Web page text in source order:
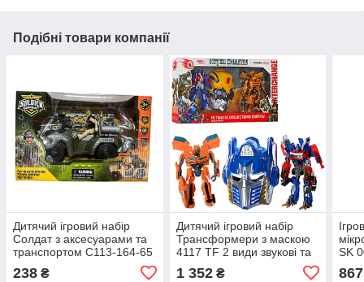
Подібні товари компанії
Дитячий ігровий набір
Солдат з аксесуарами та
транспортом C113-164-65
238 ₴
Дитячий ігровий набір
Трансформери з маскою
4117 TF 2 види звукові та
1 352₴
SK
867